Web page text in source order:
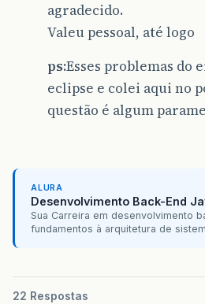
agradecido.
Valeu pessoal, até logo
ps:Esses problemas do
eclipse e colei aqui no
questão é algum
ALURA
Desenvolvimento Back-End
Sua Carreira em desenvolvimento
fundamentos à arquitetura de
22 Respostas